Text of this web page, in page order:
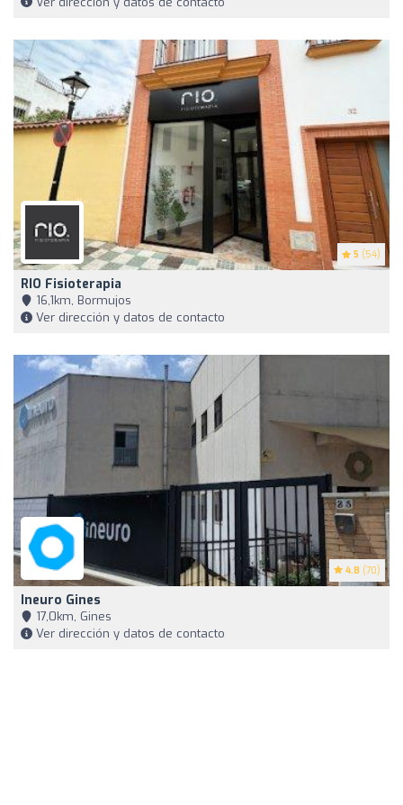
5 (54)
RIO Fisioterapia
16,1km, Bormujos
Ver dirección y datos de contacto
4.8 (70)
Ineuro Gines
17,0km, Gines
Ver dirección y datos de contacto